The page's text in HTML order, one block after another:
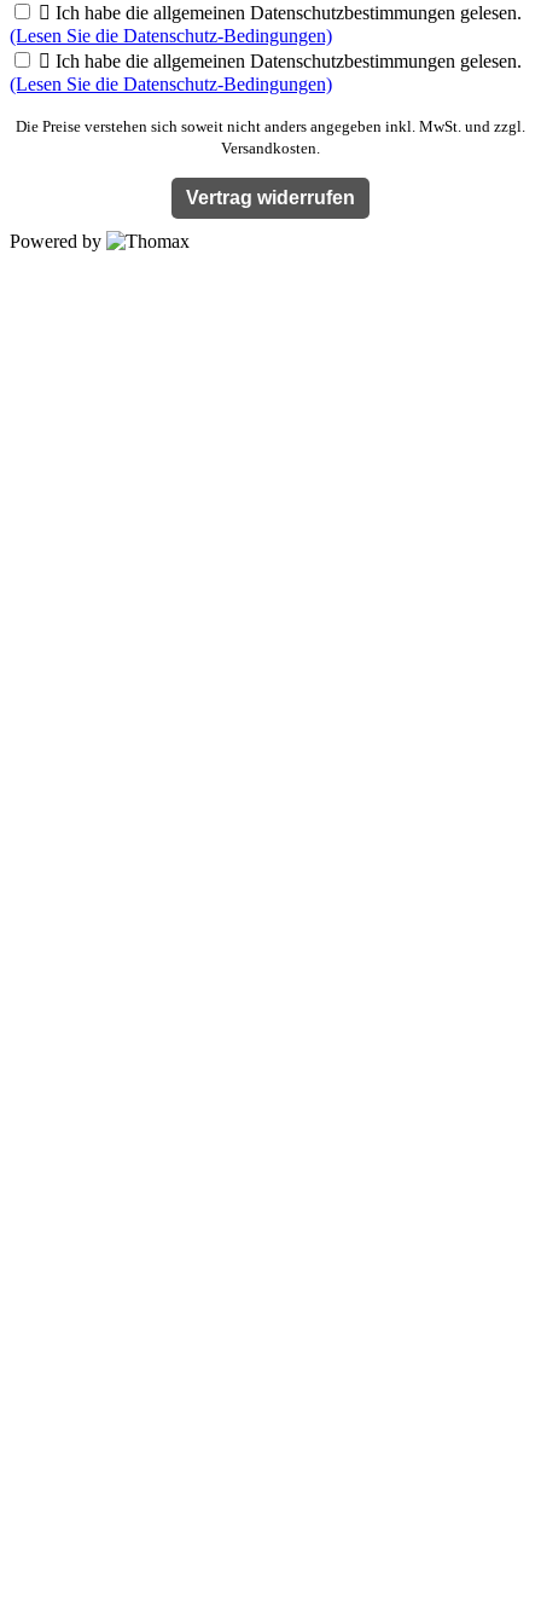
 Ich habe die allgemeinen Datenschutzbestimmungen gelesen.
(Lesen Sie die Datenschutz-Bedingungen)
 Ich habe die allgemeinen Datenschutzbestimmungen gelesen.
(Lesen Sie die Datenschutz-Bedingungen)
Die Preise verstehen sich soweit nicht anders angegeben inkl. MwSt. und zzgl.
Versandkosten.
Vertrag widerrufen
Powered by